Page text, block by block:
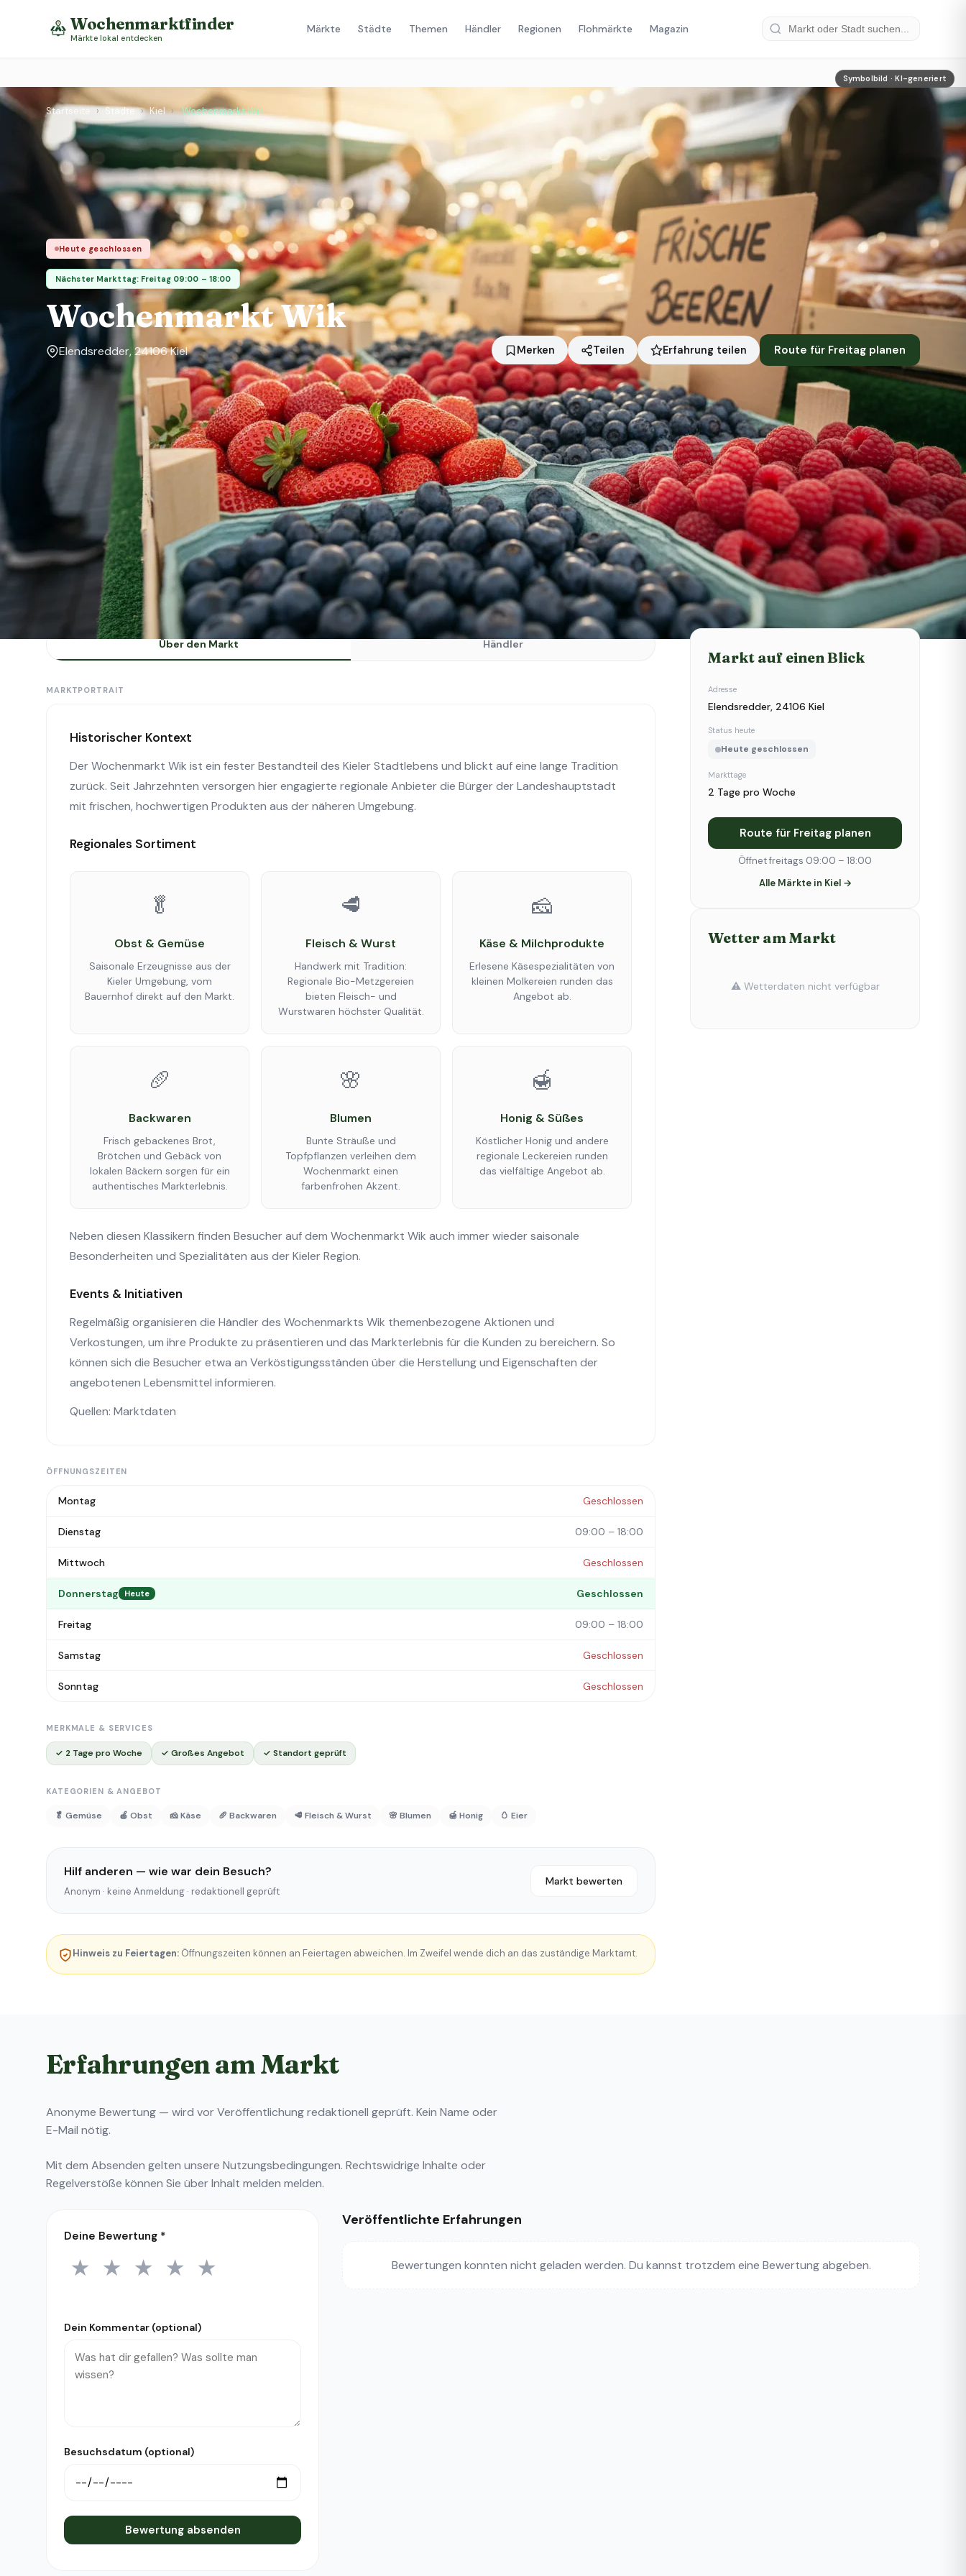
Wochenmarktfinder
Märkte lokal entdecken
Märkte Städte Themen Händler Regionen Flohmärkte Magazin
Symbolbild · KI-generiert
Startseite › Städte › Kiel › Wochenmarkt Wik
Heute geschlossen
Nächster Markttag: Freitag 09:00 – 18:00
Wochenmarkt Wik
Elendsredder, 24106 Kiel Merken Teilen Erfahrung teilen Route für Freitag planen
Symbolbild · KI-generiert
Markttage
Dienstag, Freitag
Standort
Kiel
Status heute
Heute geschlossen
Über den Markt Händler
MARKTPORTRAIT
Historischer Kontext
Der Wochenmarkt Wik ist ein fester Bestandteil des Kieler Stadtlebens und blickt auf eine lange Tradition
zurück. Seit Jahrzehnten versorgen hier engagierte regionale Anbieter die Bürger der Landeshauptstadt
mit frischen, hochwertigen Produkten aus der näheren Umgebung.
Regionales Sortiment
🥬
Obst & Gemüse
Saisonale Erzeugnisse aus der
Kieler Umgebung, vom
Bauernhof direkt auf den Markt.
🥩
Fleisch & Wurst
Handwerk mit Tradition:
Regionale Bio-Metzgereien
bieten Fleisch- und
Wurstwaren höchster Qualität.
🧀
Käse & Milchprodukte
Erlesene Käsespezialitäten von
kleinen Molkereien runden das
Angebot ab.
🥖
Backwaren
Frisch gebackenes Brot,
Brötchen und Gebäck von
lokalen Bäckern sorgen für ein
authentisches Markterlebnis.
🌸
Blumen
Bunte Sträuße und
Topfpflanzen verleihen dem
Wochenmarkt einen
farbenfrohen Akzent.
🍯
Honig & Süßes
Köstlicher Honig und andere
regionale Leckereien runden
das vielfältige Angebot ab.
Neben diesen Klassikern finden Besucher auf dem Wochenmarkt Wik auch immer wieder saisonale
Besonderheiten und Spezialitäten aus der Kieler Region.
Events & Initiativen
Regelmäßig organisieren die Händler des Wochenmarkts Wik themenbezogene Aktionen und
Verkostungen, um ihre Produkte zu präsentieren und das Markterlebnis für die Kunden zu bereichern. So
können sich die Besucher etwa an Verköstigungsständen über die Herstellung und Eigenschaften der
angebotenen Lebensmittel informieren.
Quellen: Marktdaten
ÖFFNUNGSZEITEN
Montag Geschlossen
Dienstag 09:00 – 18:00
Mittwoch Geschlossen
Donnerstag Heute Geschlossen
Freitag 09:00 – 18:00
Samstag Geschlossen
Sonntag Geschlossen
MERKMALE & SERVICES
✓ 2 Tage pro Woche ✓ Großes Angebot ✓ Standort geprüft
KATEGORIEN & ANGEBOT
🥬 Gemüse 🍎 Obst 🧀 Käse 🥖 Backwaren 🥩 Fleisch & Wurst 🌸 Blumen 🍯 Honig 🥚 Eier
Hilf anderen — wie war dein Besuch?
Anonym · keine Anmeldung · redaktionell geprüft
Markt bewerten
Hinweis zu Feiertagen: Öffnungszeiten können an Feiertagen abweichen. Im Zweifel wende dich an das zuständige Marktamt.
Markt auf einen Blick
Adresse
Elendsredder, 24106 Kiel
Status heute
Heute geschlossen
Markttage
2 Tage pro Woche
Route für Freitag planen
Öffnet freitags 09:00 – 18:00
Alle Märkte in Kiel →
Wetter am Markt
⚠️ Wetterdaten nicht verfügbar
Erfahrungen am Markt
Anonyme Bewertung — wird vor Veröffentlichung redaktionell geprüft. Kein Name oder
E-Mail nötig.
Mit dem Absenden gelten unsere Nutzungsbedingungen. Rechtswidrige Inhalte oder
Regelverstöße können Sie überInhalt melden melden.
Deine Bewertung *
1 Stern
★ 2 Sterne
★ 3 Sterne
★ 4 Sterne
★ 5 Sterne
★
Dein Kommentar (optional)
Besuchsdatum (optional)
Bewertung absenden
Veröffentlichte Erfahrungen
Bewertungen konnten nicht geladen werden. Du kannst trotzdem eine Bewertung abgeben.